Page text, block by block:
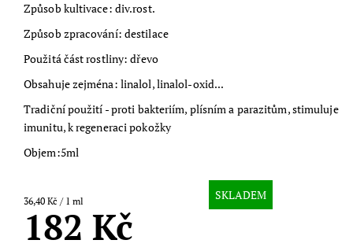
Způsob kultivace: div.rost.
Způsob zpracování: destilace
Použitá část rostliny: dřevo
Obsahuje zejména: linalol, linalol-oxid...
Tradiční použití - proti bakteriím, plísním a parazitům, stimuluje
imunitu, k regeneraci pokožky
Objem:5ml
36,40 Kč / 1 ml SKLADEM
182 Kč